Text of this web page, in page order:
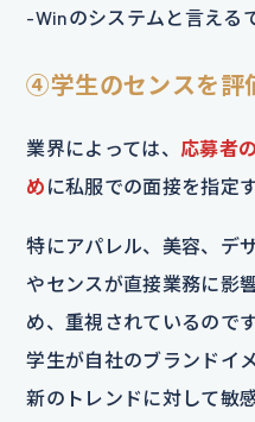
-Winのシステムと言える
④学生のセンスを評
業界によっては、 応募者
め に私服での面接を指定
特にアパレル、美容、デ
やセンスが直接業務に影
め、重視されているのです
学生が自社のブランドイ
新のトレンドに対して敏